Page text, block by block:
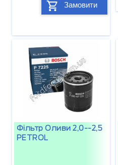
Замовити
Фільтр Оливи 2,0--2,5
PETROL